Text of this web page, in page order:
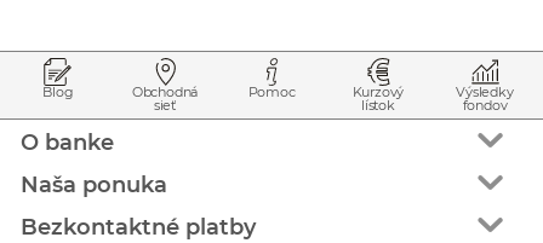
Blog Obchodná
sieť
Pomoc Kurzový
lístok
Výsledky
fondov
O banke
Naša ponuka
Bezkontaktné platby